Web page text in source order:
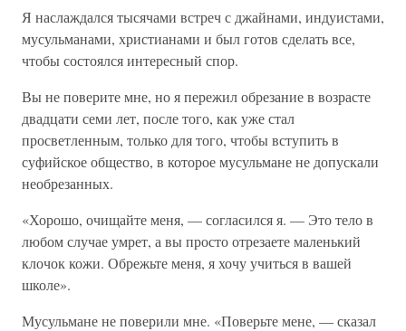
Я наслаждался тысячами встреч с джайнами, индуистами,
мусульманами, христианами и был готов сделать все,
чтобы состоялся интересный спор.
Вы не поверите мне, но я пережил обрезание в возрасте
двадцати семи лет, после того, как уже стал
просветленным, только для того, чтобы вступить в
суфийское общество, в которое мусульмане не допускали
необрезанных.
«Хорошо, очищайте меня, — согласился я. — Это тело в
любом случае умрет, а вы просто отрезаете маленький
клочок кожи. Обрежьте меня, я хочу учиться в вашей
школе».
Мусульмане не поверили мне. «Поверьте мене, — сказал